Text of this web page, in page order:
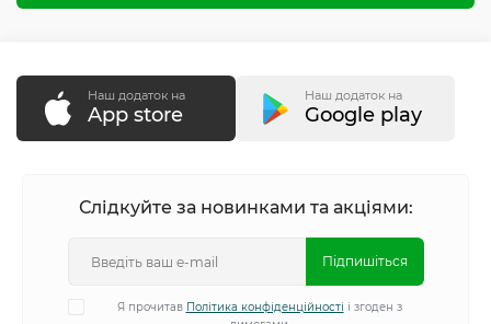
Наш додаток на
App store
Наш додаток на
Google play
Слідкуйте за новинками та акціями:
Підпишіться
Я прочитав Політика конфіденційності і згоден з